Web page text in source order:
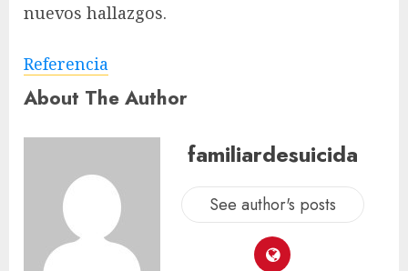
nuevos hallazgos.
Referencia
About The Author
familiardesuicida
See author's posts